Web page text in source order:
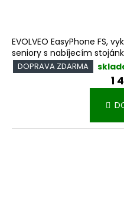
EVOLVEO EasyPhone FS,
seniory s nabíjecím
DOPRAVA ZDARMA
1